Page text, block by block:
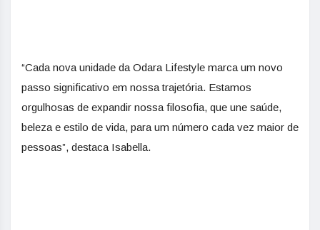
“Cada nova unidade da Odara Lifestyle marca um novo
passo significativo em nossa trajetória. Estamos
orgulhosas de expandir nossa filosofia, que une saúde,
beleza e estilo de vida, para um número cada vez maior de
pessoas”, destaca Isabella.